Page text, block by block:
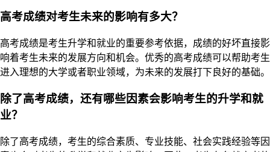
高考成绩对考生未来的影响有多大？
高考成绩是考生升学和就业的重要参考依据，成绩的好坏直接影
响着考生未来的发展方向和机会。优秀的高考成绩可以帮助考生
进入理想的大学或者职业领域，为未来的发展打下良好的基础。
除了高考成绩，还有哪些因素会影响考生的升学和就
业？
除了高考成绩，考生的综合素质、专业技能、社会实践经验等因